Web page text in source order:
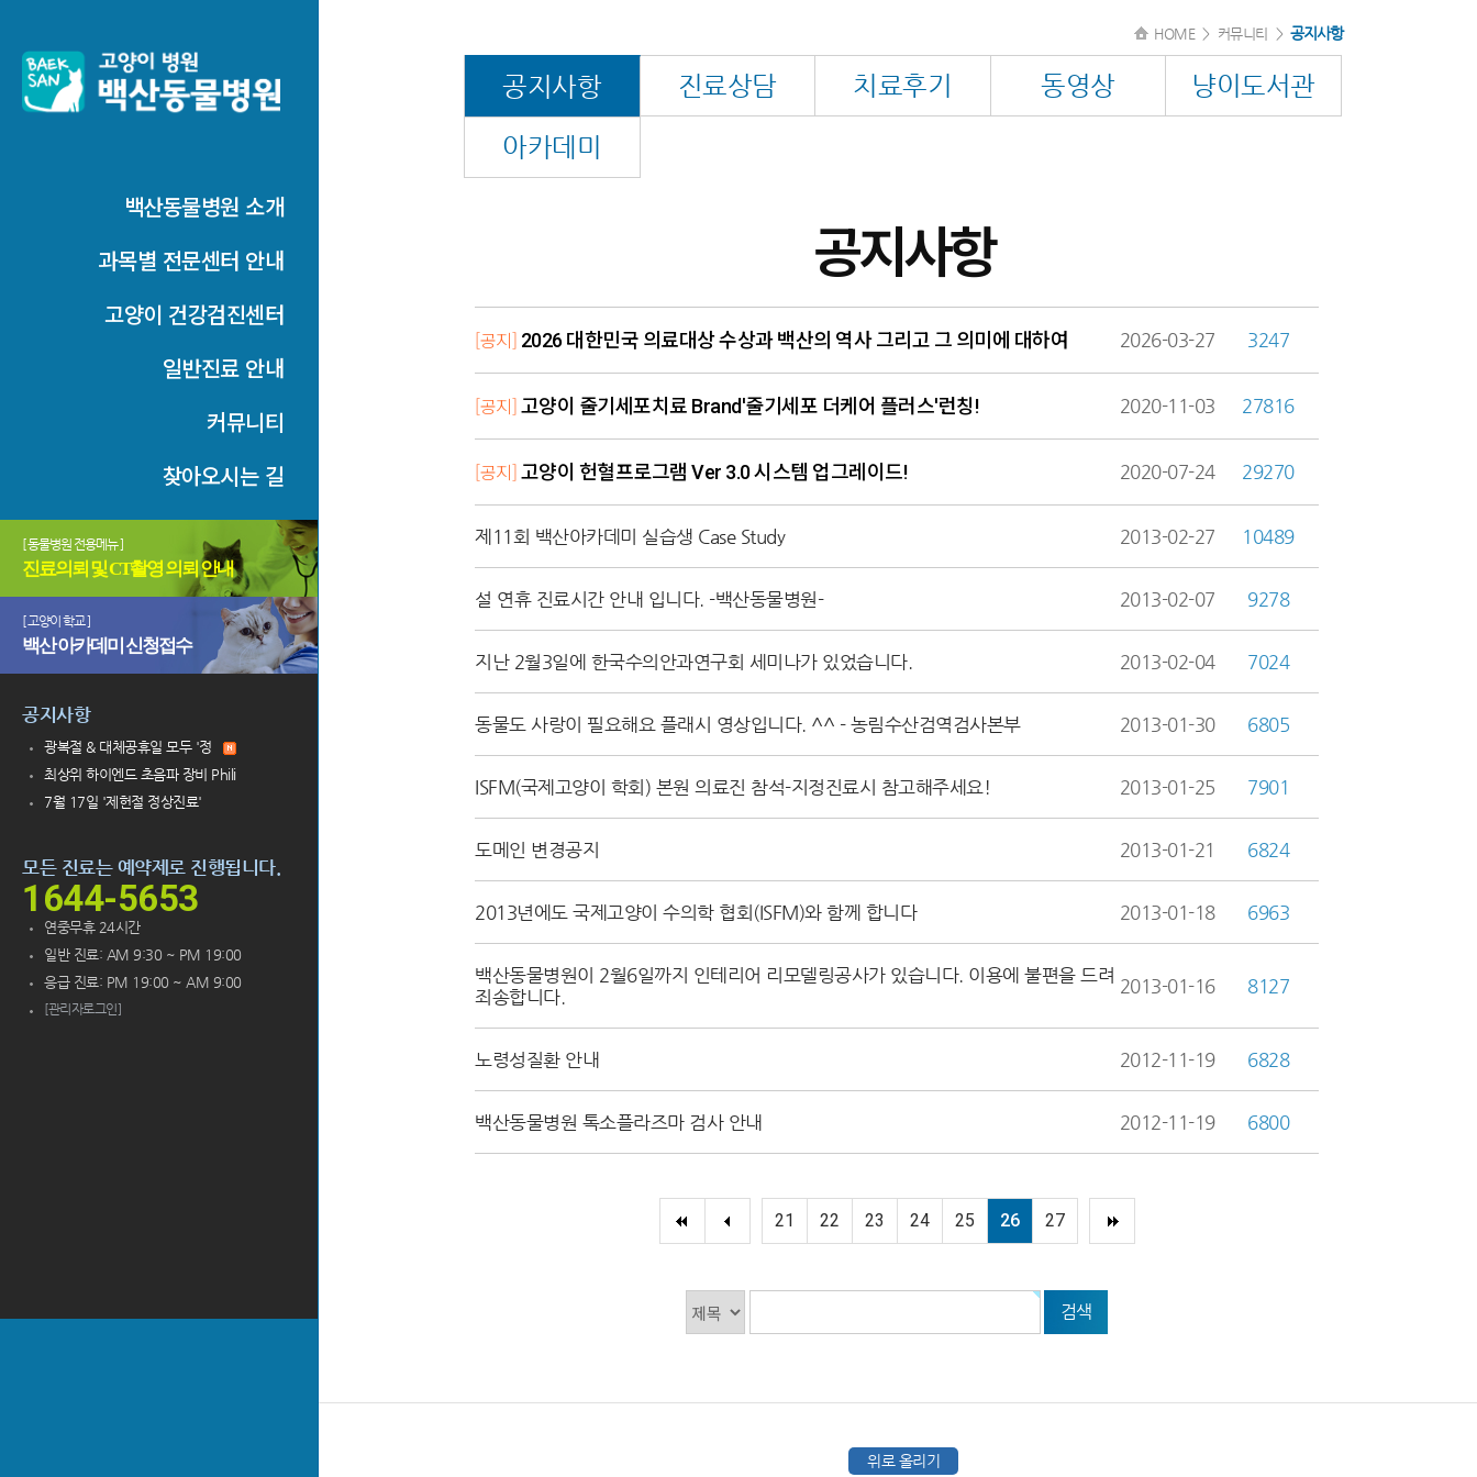
백산동물병원 소개
과목별 전문센터 안내
고양이 건강검진센터
일반진료 안내
커뮤니티
찾아오시는 길
[ 동물병원 전용메뉴 ]
진료의뢰 및 CT촬영 의뢰 안내
[ 고양이 학교 ]
백산 아카데미 신청접수
공지사항
광복절 & 대체공휴일 모두 '정
최상위 하이엔드 초음파 장비 Phili
7월 17일 '제헌절 정상진료'
모든 진료는 예약제로 진행됩니다.
1644-5653
연중무휴 24시간
일반 진료: AM 9:30 ~ PM 19:00
응급 진료: PM 19:00 ~ AM 9:00
[관리자로그인]
HOME> 커뮤니티 > 공지사항
공지사항 진료상담 치료후기 동영상
냥이도서관
아카데미
공지사항
[공지] 2026 대한민국 의료대상 수상과 백산의 역사 그리고 그 의미에 대하여 2026-03-27 3247
[공지]고양이 줄기세포치료 Brand'줄기세포 더케어 플러스'런칭! 2020-11-03 27816
[공지]고양이 헌혈프로그램 Ver 3.0 시스템 업그레이드! 2020-07-24 29270
제11회 백산아카데미 실습생 Case Study 2013-02-27 10489
설 연휴 진료시간 안내 입니다. -백산동물병원- 2013-02-07 9278
지난 2월3일에 한국수의안과연구회 세미나가 있었습니다. 2013-02-04 7024
동물도 사랑이 필요해요 플래시 영상입니다. ^^ - 농림수산검역검사본부 2013-01-30 6805
ISFM(국제고양이 학회) 본원 의료진 참석-지정진료시 참고해주세요! 2013-01-25 7901
도메인 변경공지 2013-01-21 6824
2013년에도 국제고양이 수의학 협회(ISFM)와 함께 합니다 2013-01-18 6963
백산동물병원이 2월6일까지 인테리어 리모델링공사가 있습니다. 이용에 불편을 드려
죄송합니다.
2013-01-16 8127
노령성질환 안내 2012-11-19 6828
백산동물병원 톡소플라즈마 검사 안내 2012-11-19 6800
21 22 23 24 25 26 27
검색
위로 올리기